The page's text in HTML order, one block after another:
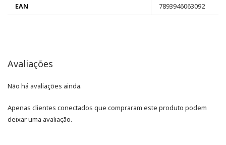
EAN
7893946063092
Avaliações
Não há avaliações ainda.
Apenas clientes conectados que compraram este produto podem
deixar uma avaliação.